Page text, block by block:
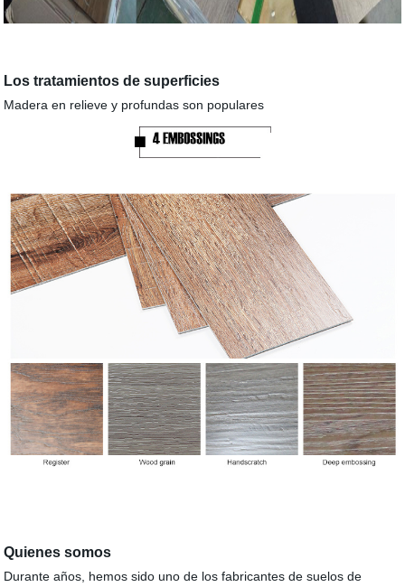
Los tratamientos de superficies
Madera en relieve y profundas son populares
Quienes somos
Durante años, hemos sido uno de los fabricantes de suelos de